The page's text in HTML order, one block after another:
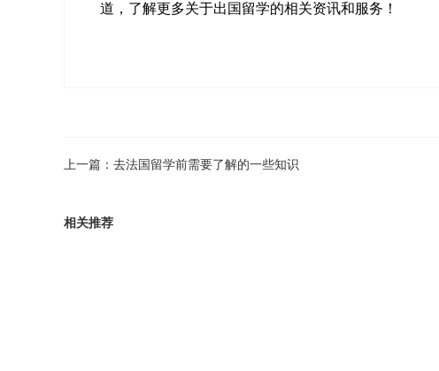
道，了解更多关于出国留学的相关资讯和服务！
上一篇： 去法国留学前需要了解的一些知识
相关推荐